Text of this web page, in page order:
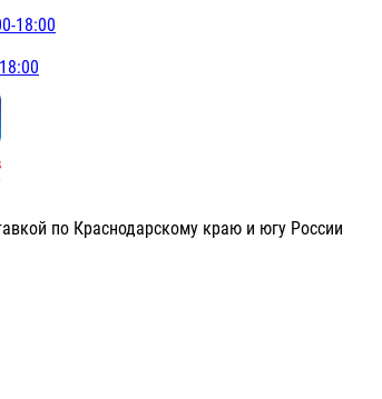
18:00
по Краснодарскому краю и югу России